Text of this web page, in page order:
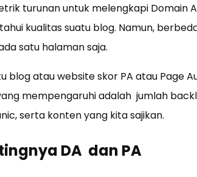
turunan untuk melengkapi Domain
kualitas suatu blog. Namun,
satu halaman saja.
blog atau website skor PA atau Page
mempengaruhi adalah jumlah
serta konten yang kita sajikan.
DA dan PA